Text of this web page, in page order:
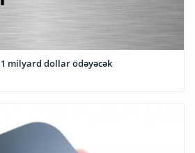
milyard dollar ödəyəcək